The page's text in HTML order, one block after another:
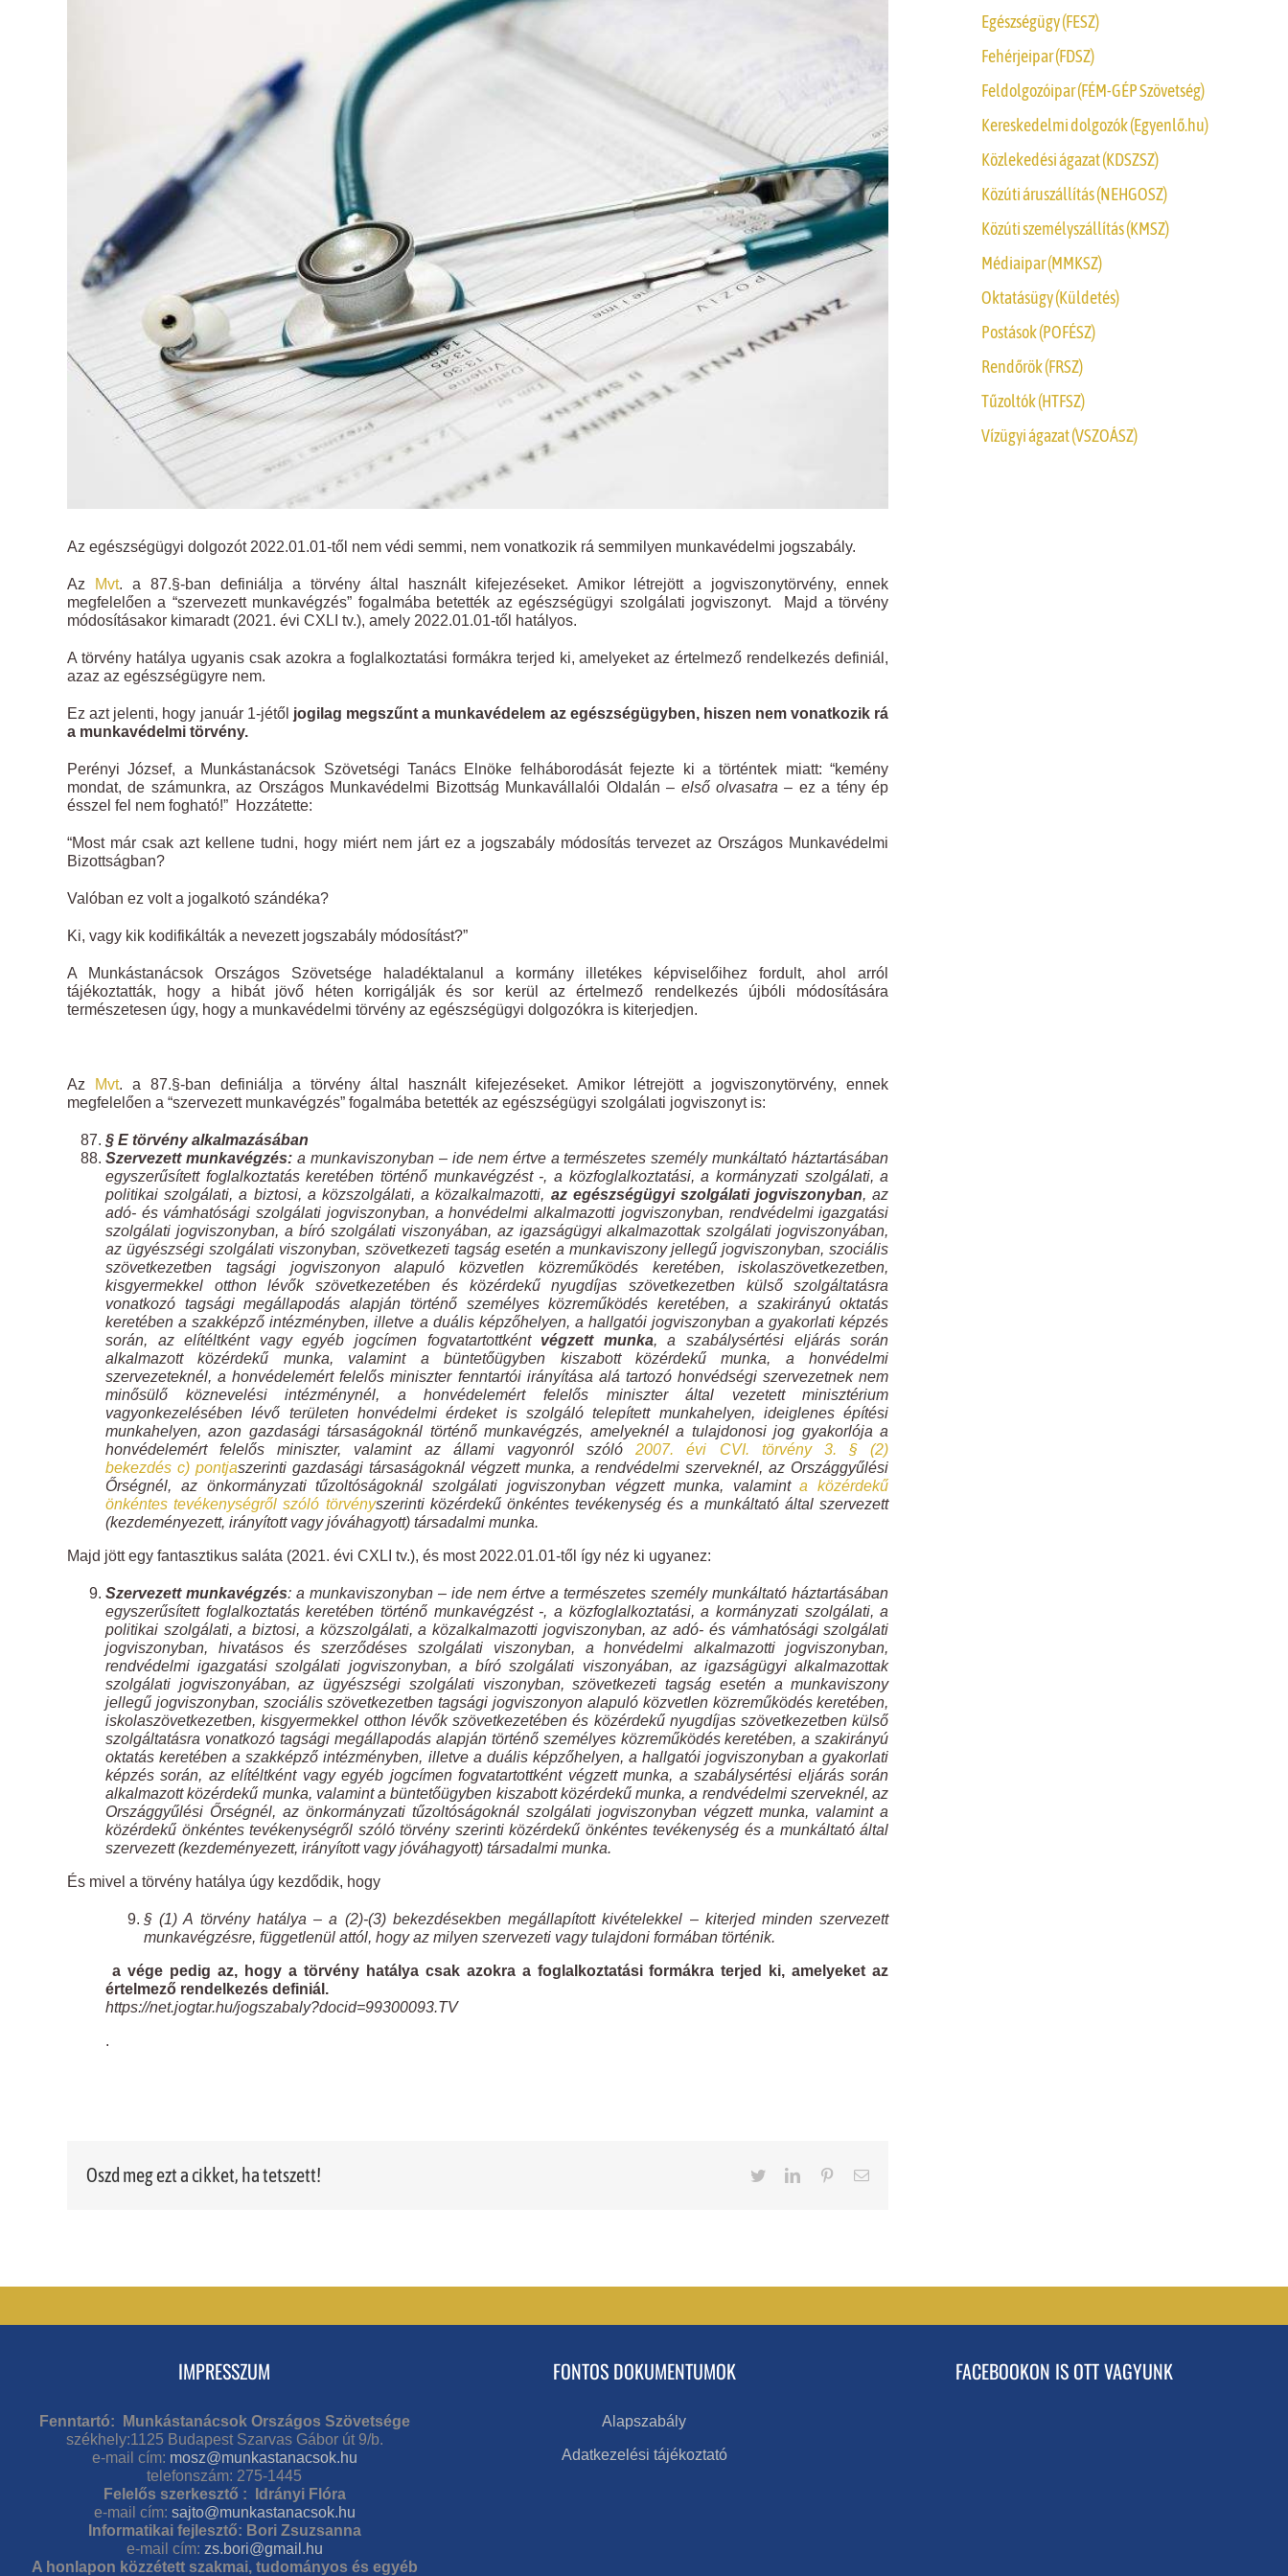
Az egészségügyi dolgozót 2022.01.01-től nem védi semmi, nem vonatkozik rá semmilyen munkavédelmi jogszabály.
Az Mvt. a 87.§-ban definiálja a törvény által használt kifejezéseket. Amikor létrejött a jogviszonytörvény, ennek
megfelelően a “szervezett munkavégzés” fogalmába betették az egészségügyi szolgálati jogviszonyt. Majd a törvény
módosításakor kimaradt (2021. évi CXLI tv.), amely 2022.01.01-től hatályos.
A törvény hatálya ugyanis csak azokra a foglalkoztatási formákra terjed ki, amelyeket az értelmező rendelkezés definiál,
azaz az egészségügyre nem.
Ez azt jelenti, hogy január 1-jétől jogilag megszűnt a munkavédelem az egészségügyben, hiszen nem vonatkozik rá
a munkavédelmi törvény.
Perényi József, a Munkástanácsok Szövetségi Tanács Elnöke felháborodását fejezte ki a történtek miatt: “kemény
mondat, de számunkra, az Országos Munkavédelmi Bizottság Munkavállalói Oldalán – első olvasatra – ez a tény ép
ésszel fel nem fogható!” Hozzátette:
“Most már csak azt kellene tudni, hogy miért nem járt ez a jogszabály módosítás tervezet az Országos Munkavédelmi
Bizottságban?
Valóban ez volt a jogalkotó szándéka?
Ki, vagy kik kodifikálták a nevezett jogszabály módosítást?”
A Munkástanácsok Országos Szövetsége haladéktalanul a kormány illetékes képviselőihez fordult, ahol arról
tájékoztatták, hogy a hibát jövő héten korrigálják és sor kerül az értelmező rendelkezés újbóli módosítására
természetesen úgy, hogy a munkavédelmi törvény az egészségügyi dolgozókra is kiterjedjen.
Az Mvt. a 87.§-ban definiálja a törvény által használt kifejezéseket. Amikor létrejött a jogviszonytörvény, ennek
megfelelően a “szervezett munkavégzés” fogalmába betették az egészségügyi szolgálati jogviszonyt is:
§ E törvény alkalmazásában
Szervezett munkavégzés: a munkaviszonyban – ide nem értve a természetes személy munkáltató háztartásában
egyszerűsített foglalkoztatás keretében történő munkavégzést -, a közfoglalkoztatási, a kormányzati szolgálati, a
politikai szolgálati, a biztosi, a közszolgálati, a közalkalmazotti, az egészségügyi szolgálati jogviszonyban, az
adó- és vámhatósági szolgálati jogviszonyban, a honvédelmi alkalmazotti jogviszonyban, rendvédelmi igazgatási
szolgálati jogviszonyban, a bíró szolgálati viszonyában, az igazságügyi alkalmazottak szolgálati jogviszonyában,
az ügyészségi szolgálati viszonyban, szövetkezeti tagság esetén a munkaviszony jellegű jogviszonyban, szociális
szövetkezetben tagsági jogviszonyon alapuló közvetlen közreműködés keretében, iskolaszövetkezetben,
kisgyermekkel otthon lévők szövetkezetében és közérdekű nyugdíjas szövetkezetben külső szolgáltatásra
vonatkozó tagsági megállapodás alapján történő személyes közreműködés keretében, a szakirányú oktatás
keretében a szakképző intézményben, illetve a duális képzőhelyen, a hallgatói jogviszonyban a gyakorlati képzés
során, az elítéltként vagy egyéb jogcímen fogvatartottként végzett munka, a szabálysértési eljárás során
alkalmazott közérdekű munka, valamint a büntetőügyben kiszabott közérdekű munka, a honvédelmi
szervezeteknél, a honvédelemért felelős miniszter fenntartói irányítása alá tartozó honvédségi szervezetnek nem
minősülő köznevelési intézménynél, a honvédelemért felelős miniszter által vezetett minisztérium
vagyonkezelésében lévő területen honvédelmi érdeket is szolgáló telepített munkahelyen, ideiglenes építési
munkahelyen, azon gazdasági társaságoknál történő munkavégzés, amelyeknél a tulajdonosi jog gyakorlója a
honvédelemért felelős miniszter, valamint az állami vagyonról szóló2007. évi CVI. törvény 3. § (2)
bekezdésc)pontjaszerinti gazdasági társaságoknál végzett munka, a rendvédelmi szerveknél, az Országgyűlési
Őrségnél, az önkormányzati tűzoltóságoknál szolgálati jogviszonyban végzett munka, valaminta közérdekű
önkéntes tevékenységről szóló törvényszerinti közérdekű önkéntes tevékenység és a munkáltató által szervezett
(kezdeményezett, irányított vagy jóváhagyott) társadalmi munka.
Majd jött egy fantasztikus saláta (2021. évi CXLI tv.), és most 2022.01.01-től így néz ki ugyanez:
Szervezett munkavégzés: a munkaviszonyban – ide nem értve a természetes személy munkáltató háztartásában
egyszerűsített foglalkoztatás keretében történő munkavégzést -, a közfoglalkoztatási, a kormányzati szolgálati, a
politikai szolgálati, a biztosi, a közszolgálati, a közalkalmazotti jogviszonyban, az adó- és vámhatósági szolgálati
jogviszonyban, hivatásos és szerződéses szolgálati viszonyban, a honvédelmi alkalmazotti jogviszonyban,
rendvédelmi igazgatási szolgálati jogviszonyban, a bíró szolgálati viszonyában, az igazságügyi alkalmazottak
szolgálati jogviszonyában, az ügyészségi szolgálati viszonyban, szövetkezeti tagság esetén a munkaviszony
jellegű jogviszonyban, szociális szövetkezetben tagsági jogviszonyon alapuló közvetlen közreműködés keretében,
iskolaszövetkezetben, kisgyermekkel otthon lévők szövetkezetében és közérdekű nyugdíjas szövetkezetben külső
szolgáltatásra vonatkozó tagsági megállapodás alapján történő személyes közreműködés keretében, a szakirányú
oktatás keretében a szakképző intézményben, illetve a duális képzőhelyen, a hallgatói jogviszonyban a gyakorlati
képzés során, az elítéltként vagy egyéb jogcímen fogvatartottként végzett munka, a szabálysértési eljárás során
alkalmazott közérdekű munka, valamint a büntetőügyben kiszabott közérdekű munka, a rendvédelmi szerveknél, az
Országgyűlési Őrségnél, az önkormányzati tűzoltóságoknál szolgálati jogviszonyban végzett munka, valamint a
közérdekű önkéntes tevékenységről szóló törvény szerinti közérdekű önkéntes tevékenység és a munkáltató által
szervezett (kezdeményezett, irányított vagy jóváhagyott) társadalmi munka.
És mivel a törvény hatálya úgy kezdődik, hogy
§ (1) A törvény hatálya – a (2)-(3) bekezdésekben megállapított kivételekkel – kiterjed minden szervezett
munkavégzésre, függetlenül attól, hogy az milyen szervezeti vagy tulajdoni formában történik.
a vége pedig az, hogy a törvény hatálya csak azokra a foglalkoztatási formákra terjed ki, amelyeket az
értelmező rendelkezés definiál.
https://net.jogtar.hu/jogszabaly?docid=99300093.TV
.
Oszd meg ezt a cikket, ha tetszett! TwitterLinkedInPinterestEmail
Egészségügy (FESZ)
Fehérjeipar (FDSZ)
Feldolgozóipar (FÉM-GÉP Szövetség)
Kereskedelmi dolgozók (Egyenlő.hu)
Közlekedési ágazat (KDSZSZ)
Közúti áruszállítás (NEHGOSZ)
Közúti személyszállítás (KMSZ)
Médiaipar (MMKSZ)
Oktatásügy (Küldetés)
Postások (POFÉSZ)
Rendőrök (FRSZ)
Tűzoltók (HTFSZ)
Vízügyi ágazat (VSZOÁSZ)
IMPRESSZUM
Fenntartó: Munkástanácsok Országos Szövetsége
székhely:1125 Budapest Szarvas Gábor út 9/b.
e-mail cím: mosz@munkastanacsok.hu
telefonszám: 275-1445
Felelős szerkesztő : Idrányi Flóra
e-mail cím: sajto@munkastanacsok.hu
Informatikai fejlesztő: Bori Zsuzsanna
e-mail cím: zs.bori@gmail.hu
A honlapon közzétett szakmai, tudományos és egyéb
FONTOS DOKUMENTUMOK
Alapszabály
Adatkezelési tájékoztató
FACEBOOKON IS OTT VAGYUNK